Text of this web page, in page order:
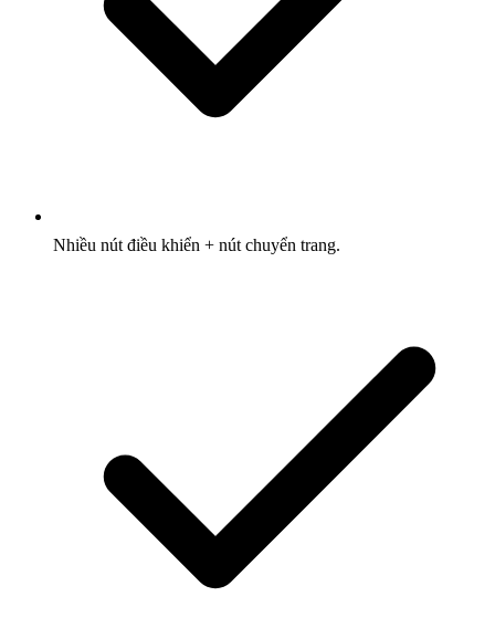
Nhiều nút điều khiển + nút chuyển trang.